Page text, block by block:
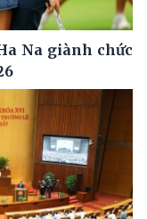
Na giành chức